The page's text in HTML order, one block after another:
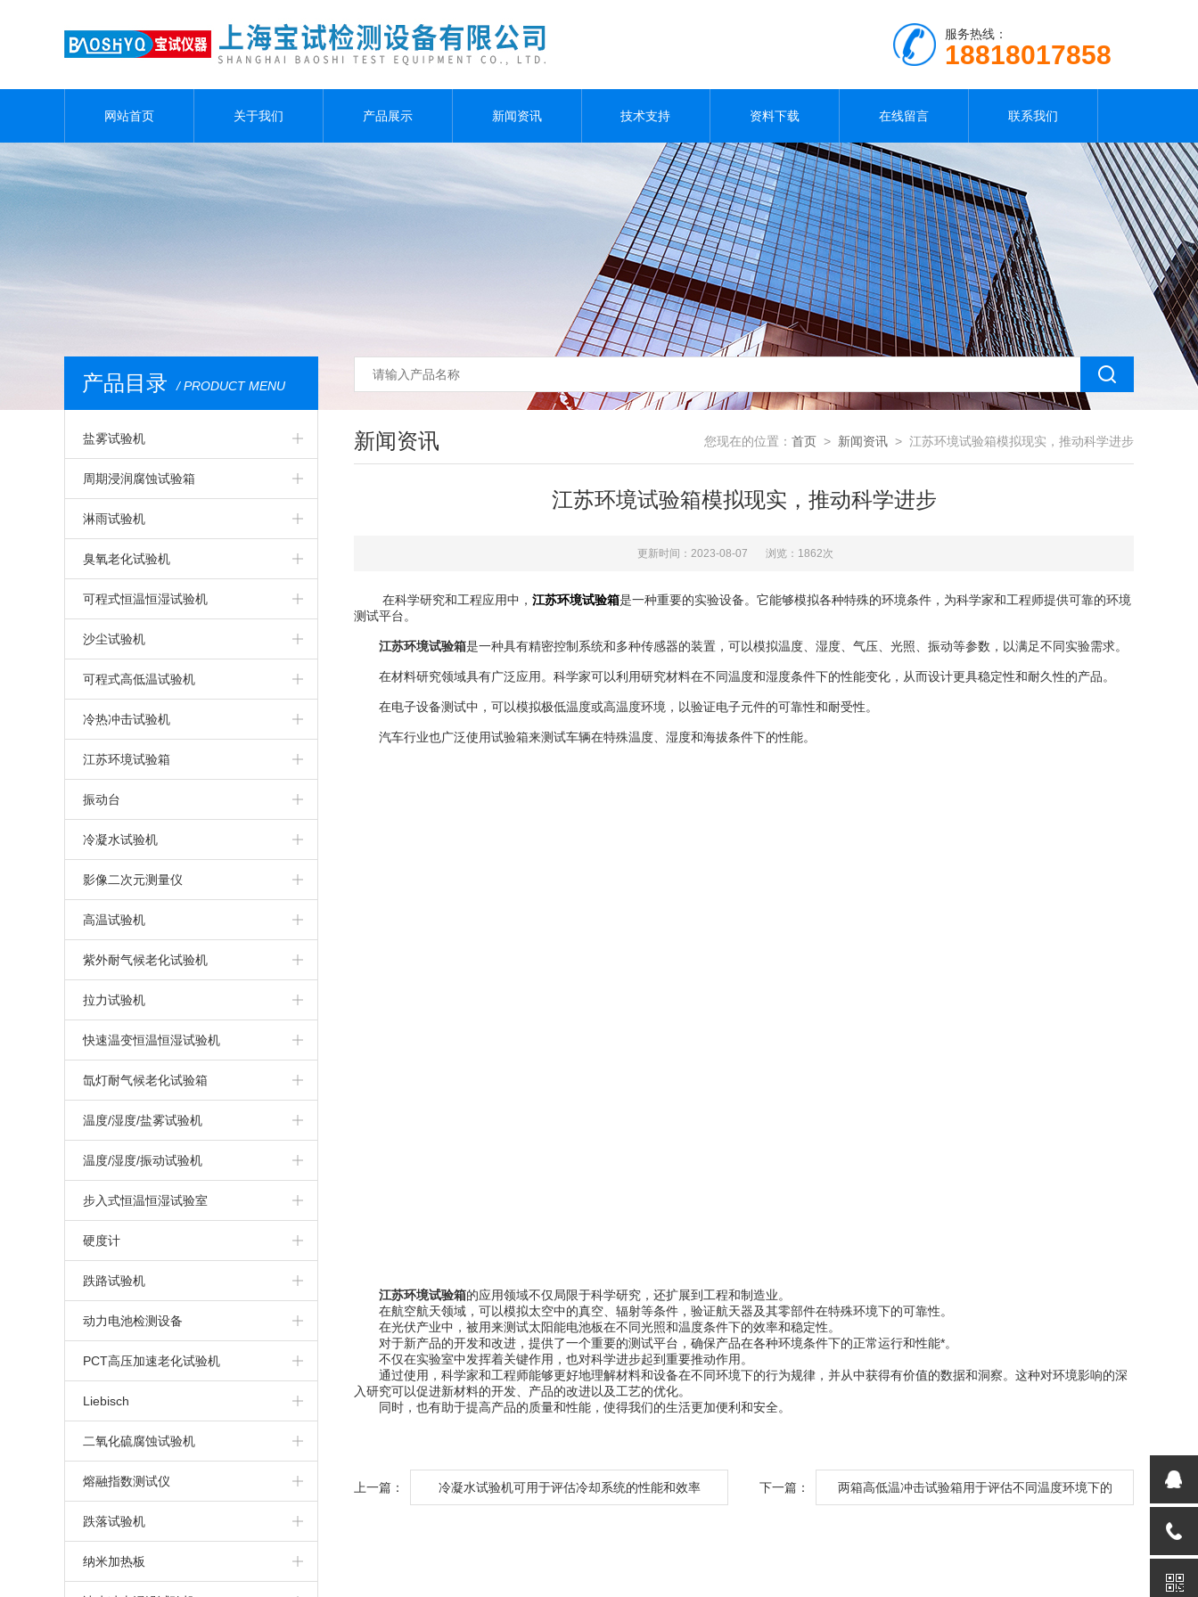
服务热线：
18818017858
网站首页 关于我们 产品展示 新闻资讯 技术支持 资料下载 在线留言 联系我们
产品目录 / PRODUCT MENU
盐雾试验机
盐雾箱
精密型盐雾试验机
可程式盐雾箱
盐雾腐蚀试验箱
气密性试验箱
干热型盐雾腐蚀试验箱
触摸屏盐雾腐蚀试验箱
无水型盐雾腐蚀试验箱
PP盐雾腐蚀试验箱
触摸屏盐雾试验机
周期浸润腐蚀试验箱
淋雨试验机
淋雨试验机
IPX5IPX6淋雨试验箱
步入式淋雨试验室
客车淋雨试验室
IPX9K高温高压淋雨试验机
IPX7/8加压浸水试验机
IPX5/6强喷水淋雨试验机
IPX3/4摆管式淋雨试验机
IPX1/2滴水式淋雨试验机
臭氧老化试验机
臭氧老化试验箱
可程式恒温恒湿试验机
可程式恒温恒湿试验箱
恒定湿热试验箱
上海恒温恒湿试验箱
恒温恒湿试验机
沙尘试验机
可程式沙尘试验箱
可程式高低温试验机
高低温试验机
上海高低温试验箱
冷热冲击试验机
高低温冲击试验机
两箱高低温冲击试验箱
冷热冲击试验机
三箱高低温冲击试验箱
两箱冷热冲击试验箱
三箱冷热冲击试验箱
江苏环境试验箱
振动台
振动试验系统
汽车模拟运输振动台
冷凝水试验机
冷凝水试验箱
影像二次元测量仪
高温试验机
高温试验箱（机）
紫外耐气候老化试验机
拉力试验机
万能材料拉力试验机
高温/高低温拉力试验机
快速温变恒温恒湿试验机
快速温变试验箱（非线性）
快速温变试验箱（线性）
氙灯耐气候老化试验箱
氙灯耐气候试验箱
温度/湿度/盐雾试验机
循环腐蚀试验箱
温度/湿度/振动试验机
步入式恒温恒湿试验室
步入式高温房
硬度计
布氏硬度计
维氏硬度计
洛氏硬度计
里氏硬度计
跌路试验机
动力电池检测设备
动力电池针刺挤压一体机
电池高空低气压模拟试验机
电池重物冲击试验机
动力电池针刺试验机
动力电池挤压试验机
PCT高压加速老化试验机
Liebisch
二氧化硫腐蚀试验机
熔融指数测试仪
跌落试验机
纳米加热板
新闻资讯 您现在的位置： 首页 > 新闻资讯 > 江苏环境试验箱模拟现实，推动科学进步
江苏环境试验箱模拟现实，推动科学进步
更新时间：2023-08-07 浏览：1862次
在科学研究和工程应用中， 江苏环境试验箱是一种重要的实验设备。它能够模拟各种特殊的环境条件，为科学家和工程师提供可靠的环境
测试平台。
江苏环境试验箱是一种具有精密控制系统和多种传感器的装置，可以模拟温度、湿度、气压、光照、振动等参数，以满足不同实验需求。
在材料研究领域具有广泛应用。科学家可以利用研究材料在不同温度和湿度条件下的性能变化，从而设计更具稳定性和耐久性的产品。
在电子设备测试中，可以模拟极低温度或高温度环境，以验证电子元件的可靠性和耐受性。
汽车行业也广泛使用试验箱来测试车辆在特殊温度、湿度和海拔条件下的性能。
江苏环境试验箱的应用领域不仅局限于科学研究，还扩展到工程和制造业。
在航空航天领域，可以模拟太空中的真空、辐射等条件，验证航天器及其零部件在特殊环境下的可靠性。
在光伏产业中，被用来测试太阳能电池板在不同光照和温度条件下的效率和稳定性。
对于新产品的开发和改进，提供了一个重要的测试平台，确保产品在各种环境条件下的正常运行和性能*。
不仅在实验室中发挥着关键作用，也对科学进步起到重要推动作用。
通过使用，科学家和工程师能够更好地理解材料和设备在不同环境下的行为规律，并从中获得有价值的数据和洞察。这种对环境影响的深
入研究可以促进新材料的开发、产品的改进以及工艺的优化。
同时，也有助于提高产品的质量和性能，使得我们的生活更加便利和安全。
上一篇： 冷凝水试验机可用于评估冷却系统的性能和效率 下一篇： 两箱高低温冲击试验箱用于评估不同温度环境下的